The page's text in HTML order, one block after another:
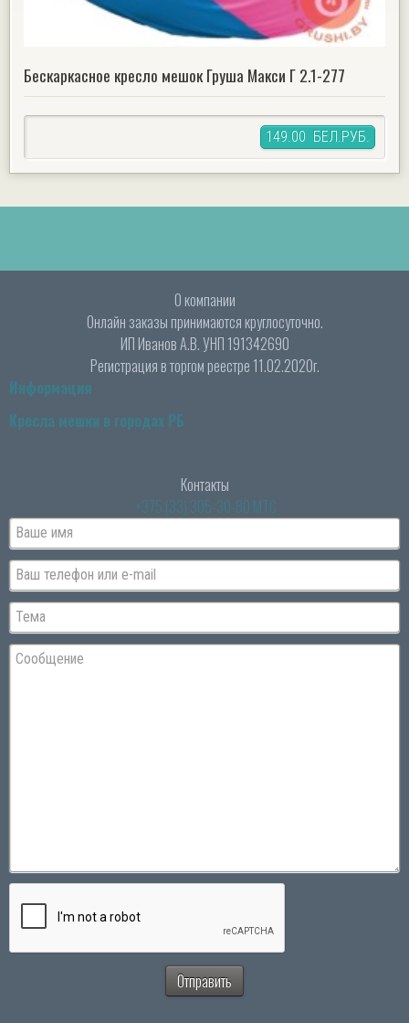
Бескаркасное кресло мешок Груша Макси Г 2.1-277
149.00 БЕЛ.РУБ.
О компании
Онлайн заказы принимаются круглосуточно.
ИП Иванов А.В. УНП 191342690
Регистрация в торгом реестре 11.02.2020г.
Информация
Кресла мешки в городах РБ
Контакты
+375 (33) 305-30-80 МТС